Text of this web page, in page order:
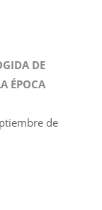
DE
ÉPOCA
de